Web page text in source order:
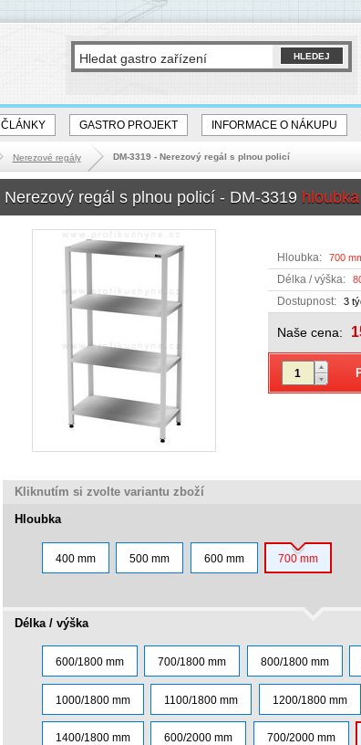
ČLÁNKY GASTRO PROJEKT INFORMACE O NÁKUPU
Nerezové regály DM-3319 - Nerezový regál s plnou policí
Nerezový regál s plnou policí - DM-3319
Hloubka: 700
Délka / výška:
Dostupnost: 3
Naše cena:
Kliknutím si zvolte variantu zboží
Hloubka
400 mm 500 mm 600 mm 700 mm
Délka / výška
600/1800 mm 700/1800 mm 800/1800 mm
1000/1800 mm 1100/1800 mm 1200/1800 mm
1400/1800 mm 600/2000 mm 700/2000 mm